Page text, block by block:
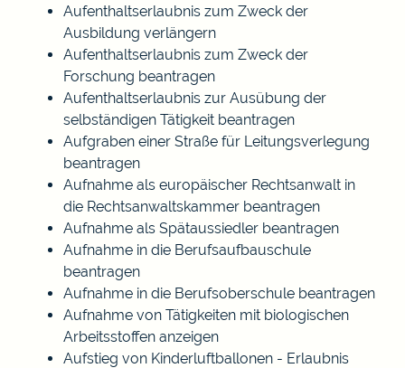
Aufenthaltserlaubnis zum Zweck der
Ausbildung verlängern
Aufenthaltserlaubnis zum Zweck der
Forschung beantragen
Aufenthaltserlaubnis zur Ausübung der
selbständigen Tätigkeit beantragen
Aufgraben einer Straße für Leitungsverlegung
beantragen
Aufnahme als europäischer Rechtsanwalt in
die Rechtsanwaltskammer beantragen
Aufnahme als Spätaussiedler beantragen
Aufnahme in die Berufsaufbauschule
beantragen
Aufnahme in die Berufsoberschule beantragen
Aufnahme von Tätigkeiten mit biologischen
Arbeitsstoffen anzeigen
Aufstieg von Kinderluftballonen - Erlaubnis